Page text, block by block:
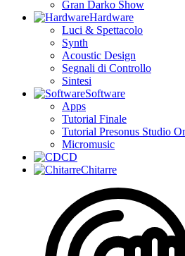
Gran Darko Show
Hardware
Luci & Spettacolo
Synth
Acoustic Design
Segnali di Controllo
Sintesi
Software
Apps
Tutorial Finale
Tutorial Presonus Studio
Micromusic
CD
Chitarre